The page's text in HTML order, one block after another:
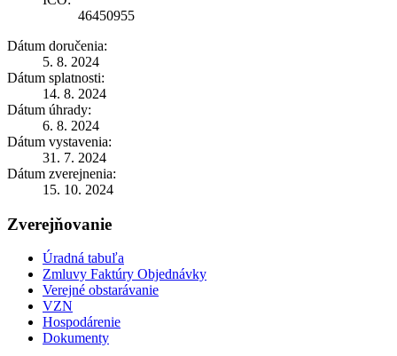
46450955
Dátum doručenia:
5. 8. 2024
Dátum splatnosti:
14. 8. 2024
Dátum úhrady:
6. 8. 2024
Dátum vystavenia:
31. 7. 2024
Dátum zverejnenia:
15. 10. 2024
Zverejňovanie
Úradná tabuľa
Zmluvy Faktúry Objednávky
Verejné obstarávanie
VZN
Hospodárenie
Dokumenty